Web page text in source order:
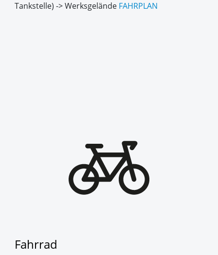
Tankstelle) -> Werksgelände FAHRPLAN
Fahrrad